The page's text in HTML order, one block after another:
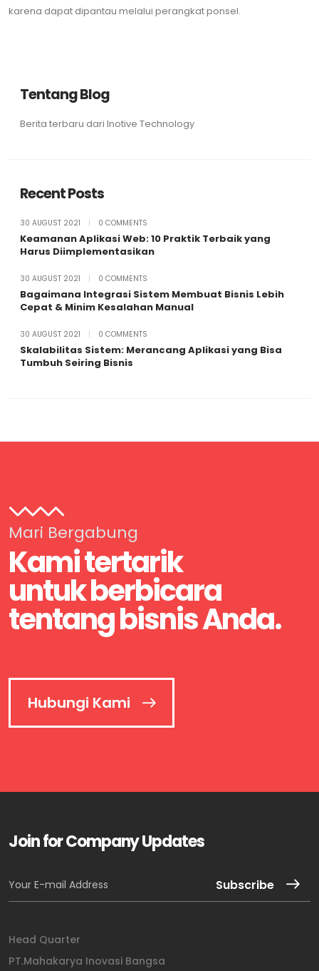
karena dapat dipantau melalui perangkat ponsel.
Tentang Blog
Berita terbaru dari Inotive Technology
Recent Posts
30 AUGUST 2021 0 COMMENTS
Keamanan Aplikasi Web: 10 Praktik Terbaik yang
Harus Diimplementasikan
30 AUGUST 2021 0 COMMENTS
Bagaimana Integrasi Sistem Membuat Bisnis Lebih
Cepat & Minim Kesalahan Manual
30 AUGUST 2021 0 COMMENTS
Skalabilitas Sistem: Merancang Aplikasi yang Bisa
Tumbuh Seiring Bisnis
Mari Bergabung
Kami tertarik
untuk berbicara
tentang bisnis Anda.
Hubungi Kami
Join for Company Updates
Subscribe
Head Quarter
PT.Mahakarya Inovasi Bangsa